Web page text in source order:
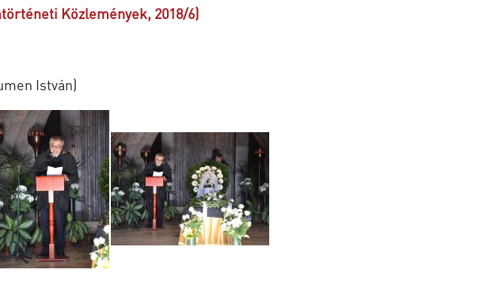
Közlemények, 2018/6)
István)